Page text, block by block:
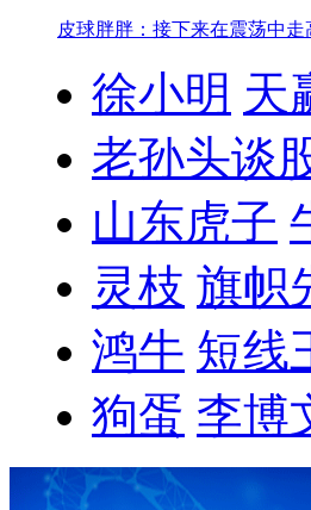
皮球胖胖：接下来在震荡中
徐小明 天
老孙头谈
山东虎子
灵枝 旗帜
鸿牛 短线
狗蛋 李博